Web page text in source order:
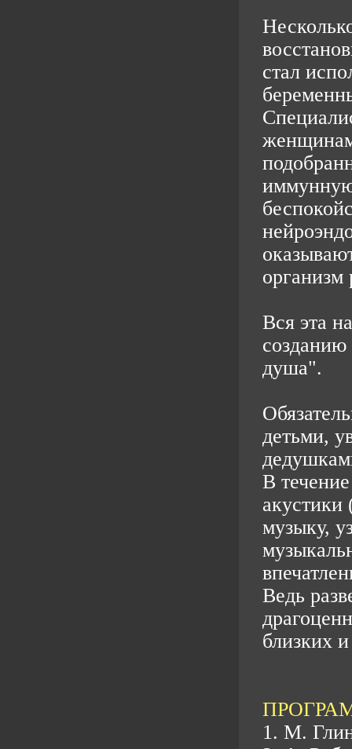
стал
организм
Вся эта
душа".
детьми,
В
музыку,
Ведь
близких
1. М.